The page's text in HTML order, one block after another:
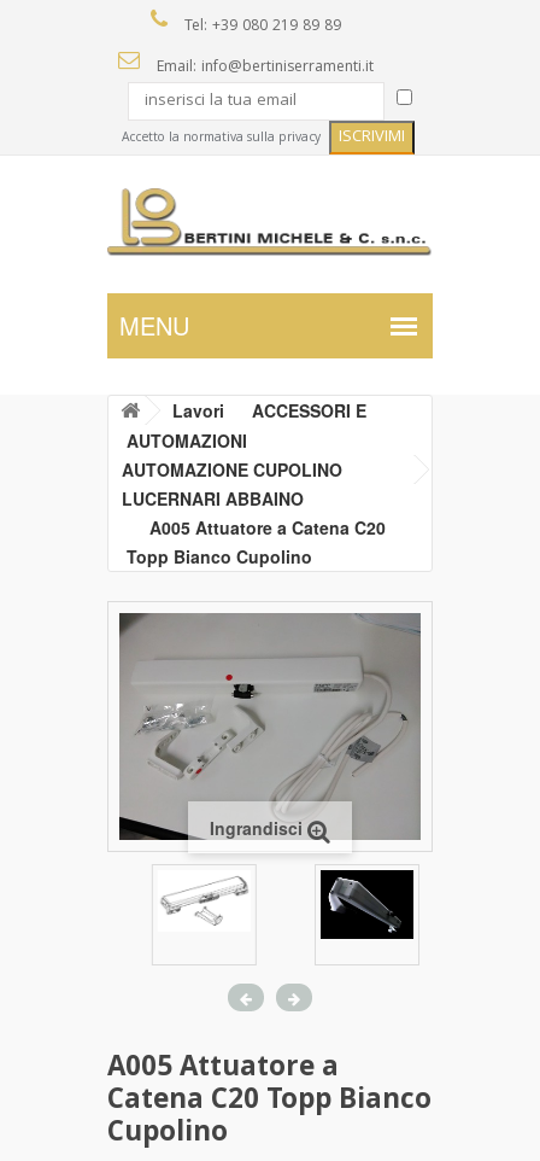
Tel: +39 080 219 89 89
Email: info@bertiniserramenti.it
Accetto la normativa sulla privacy
Lavori
ACCESSORI E
AUTOMAZIONI
AUTOMAZIONE CUPOLINO
LUCERNARI ABBAINO
A005 Attuatore a Catena C20
Topp Bianco Cupolino
Ingrandisci
A005 Attuatore a
Catena C20 Topp Bianco
Cupolino